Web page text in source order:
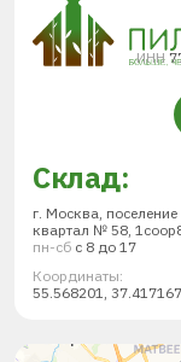
ИНН
Склад:
г. Москва, поселение
квартал № 58,
пн-сб с 8 до 17
Координаты:
55.568201, 37.417167